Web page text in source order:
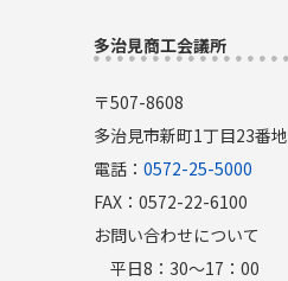
多治見商工会議所
〒507-8608
多治見市新町1丁目23番地
電話： 0572-25-5000
FAX：0572-22-6100
お問い合わせについて
平日8：30～17：00